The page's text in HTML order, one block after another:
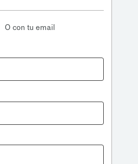
O con tu email